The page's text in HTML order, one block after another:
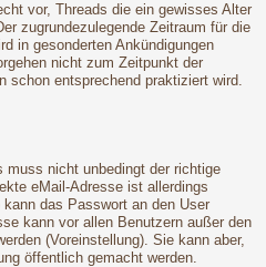
vor, Threads die ein gewisses Alter
zugrundezulegende Zeitraum für die
in gesonderten Ankündigungen
nicht zum Zeitpunkt der
schon entsprechend praktiziert wird.
muss nicht unbedingt der richtige
eMail-Adresse ist allerdings
das Passwort an den User
kann vor allen Benutzern außer den
(Voreinstellung). Sie kann aber,
öffentlich gemacht werden.